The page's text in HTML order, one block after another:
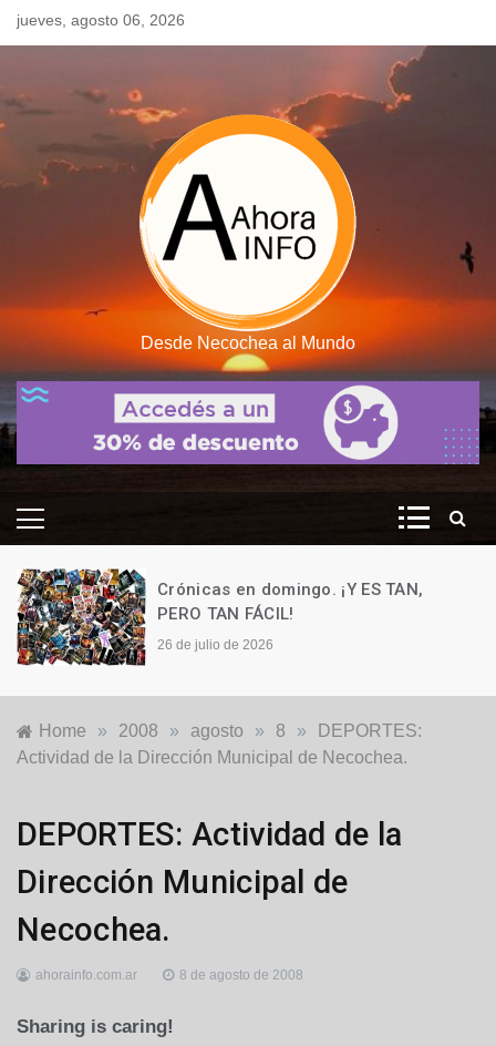
Skipjueves, agosto 06, 2026
Desde Necochea al Mundo
Crónicas en domingo. ¡Y ES TAN,
PERO TAN FÁCIL!
26 de julio de 2026
Home » 2008 » agosto » 8 »
DEPORTES:
Actividad de la Dirección Municipal de Necochea.
Locales
DEPORTES: Actividad de la
Dirección Municipal de
Necochea.
ahorainfo.com.ar 8 de agosto de 2008
Sharing is caring!